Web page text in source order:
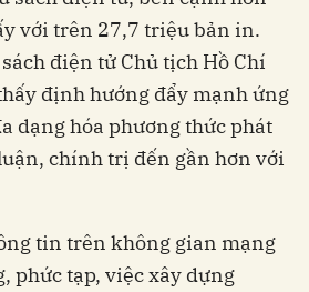
với trên 27,7 triệu bản in.
điện tử Chủ tịch Hồ Chí
định hướng đẩy mạnh ứng
dạng hóa phương thức phát
chính trị đến gần hơn với
tin trên không gian mạng
phức tạp, việc xây dựng